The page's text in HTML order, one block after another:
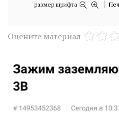
размер шрифта
Оцените материал